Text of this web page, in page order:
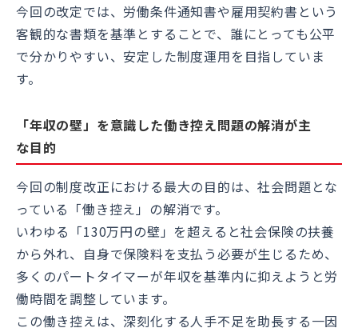
今回の改定では、労働条件通知書や雇用契約書という
客観的な書類を基準とすることで、誰にとっても公平
で分かりやすい、安定した制度運用を目指していま
す。
「年収の壁」を意識した働き控え問題の解消が主
な目的
今回の制度改正における最大の目的は、社会問題とな
っている「働き控え」の解消です。
いわゆる「130万円の壁」を超えると社会保険の扶養
から外れ、自身で保険料を支払う必要が生じるため、
多くのパートタイマーが年収を基準内に抑えようと労
働時間を調整しています。
この働き控えは、深刻化する人手不足を助長する一因